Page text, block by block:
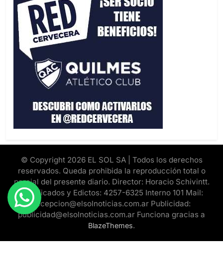
© Copyright 2026 EL SOL SA | Todos los derechos
reservados. Queda prohibida la reproducción total o
parcial del presente diario. Director: Horacio Schivintt.
Clasificados y Edictos: 4257-6325 Interno 101 Mail:
recepcion@elsolnoticias.com.ar Publicidad:
publicidad@elsolnoticias.com.ar Funciona gracias a
BlazeThemes.